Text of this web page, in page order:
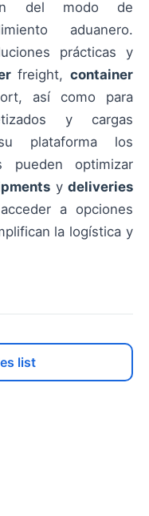
del modo de
aduanero.
prácticas y
freight, container
así como para
y cargas
plataforma los
pueden optimizar
y deliveries
a opciones
la logística y
list